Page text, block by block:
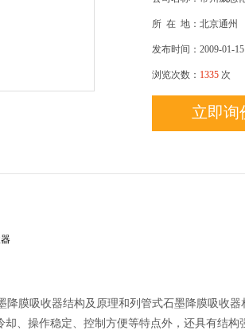
所 在 地：北京通州
发布时间：2009-01-15
浏览次数： 1335 次
立即询
降膜吸收器结构及原理和列管式石墨降膜吸收
却、操作稳定、控制方便等特点外，还具有结